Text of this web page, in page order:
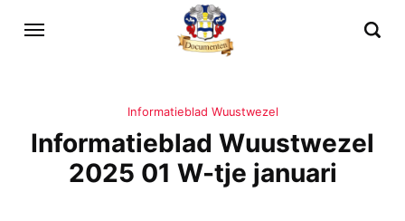
Informatieblad Wuustwezel
Informatieblad Wuustwezel
2025 01 W-tje januari